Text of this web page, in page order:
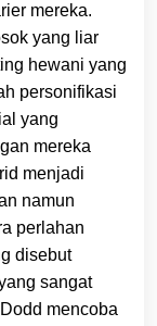
mereka.
yang liar
hewani yang
personifikasi
yang
mereka
menjadi
namun
perlahan
disebut
sangat
mencoba